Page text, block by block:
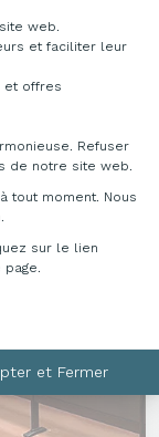
web.
et faciliter leur
et offres
Refuser
de notre site web.
tout moment. Nous
sur le lien
et Fermer